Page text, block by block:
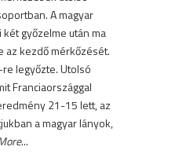
A magyar
győzelme után ma
kezdő mérkőzését.
legyőzte. Utolsó
Franciaországgal
21-15 lett, az
a magyar lányok,
...